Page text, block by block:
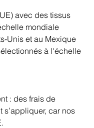
avec des tissus
mondiale
Unis et au Mexique
à l'échelle
: des frais de
car nos